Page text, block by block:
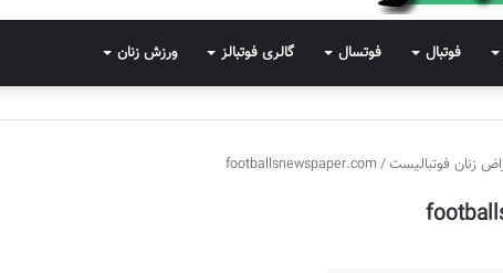
فوتبال فوتسال گالری فوتبالز ورزش زنان
زنان فوتبالیست/
footballsnewspaper.com